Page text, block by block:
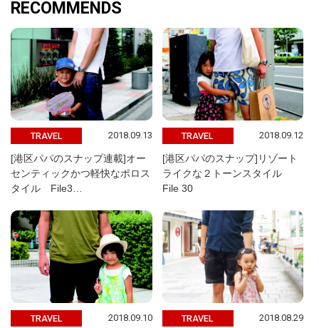
RECOMMENDS
TRAVEL 2018.09.13
[港区パパのスナップ連載]オー
センティックかつ軽快なポロス
タイル File3…
TRAVEL 2018.09.12
[港区パパのスナップ]リゾート
ライクな２トーンスタイル
File 30
TRAVEL 2018.09.10 TRAVEL 2018.08.29